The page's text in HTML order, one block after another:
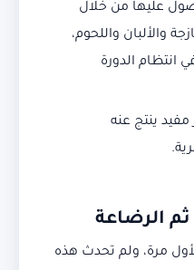
عليها من خلال
والألبان واللحوم،
انتظام الدورة
مفيد ينتج عنه
الرضاعة
مرة، ولم تحدث هذه